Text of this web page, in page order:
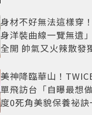
身材不好無法這樣穿
身洋裝曲線一覽無遺
全開 帥氣又火辣散發
美神降臨華山！
單飛訪台「自曝最想
度0死角美貌保養祕訣